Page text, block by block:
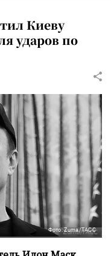
Киеву
ударов по
Фото: Zuma/ТАСС